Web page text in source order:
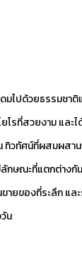
มไปด้วยธรรมชา
รที่สวยงาม และไ
วทัศน์ที่ผสมผสา
กษณะที่แตกต่างกั
ายของที่ระลึก แล
น